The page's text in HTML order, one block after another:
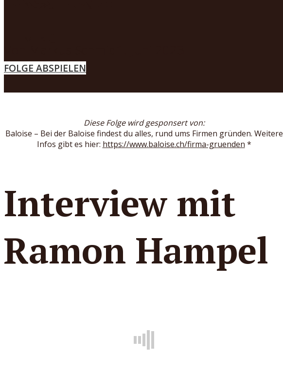
FOLGE ABSPIELEN
Diese Folge wird gesponsert von:
Baloise – Bei der Baloise findest du alles, rund ums Firmen gründen. Weitere
Infos gibt es hier: https://www.baloise.ch/firma-gruenden *
Interview mit
Ramon Hampel